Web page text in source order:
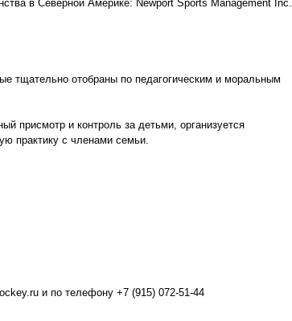
в Северной Америке: Newport Sports Management Inc.
тщательно отобраны по педагогическим и моральным
присмотр и контроль за детьми, организуется
практику с членами семьи.
и по телефону +7 (915) 072-51-44